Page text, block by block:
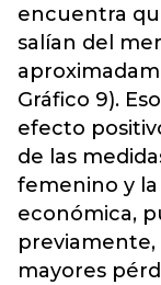
encuentra
salían del
Gráfico 9).
efecto
de las
femenino y
económica,
mayores